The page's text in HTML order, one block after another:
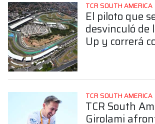
TCR SOUTH AMERICA
El piloto que
desvinculó de
Up y correrá
TCR SOUTH AMERICA
TCR South
Girolami